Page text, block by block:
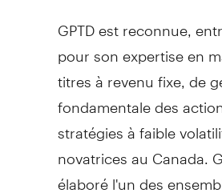
GPTD est reconnue,
pour son expertise en
titres à revenu fixe, de
fondamentale des
stratégies à faible
novatrices au Canada .
élaboré l'un des